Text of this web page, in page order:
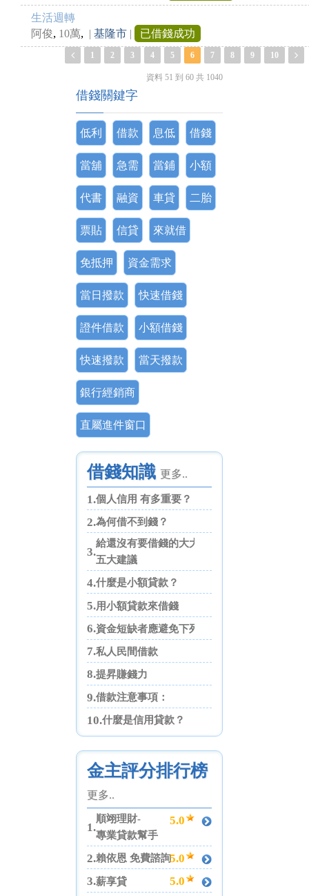
生活週轉
阿俊, 10萬, | 基隆市 | 已借錢成功
1 2 3 4 5 6 7 8 9 10
資料 51 到 60 共 1040
借錢關鍵字
低利 借款 息低 借錢
當舖 急需 當鋪 小額
代書 融資 車貸 二胎
票貼 信貸 來就借
免抵押 資金需求
當日撥款 快速借錢
證件借款 小額借錢
快速撥款 當天撥款
銀行經銷商
直屬進件窗口
借錢知識 更多..
1.個人信用 有多重要？
2.為何借不到錢？
3.
給還沒有要借錢的大大們
五大建議
4.什麼是小額貸款？
5.用小額貸款來借錢
6.資金短缺者應避免下列四點
7.私人民間借款
8.提昇賺錢力
9.借款注意事項：
10.什麼是信用貸款？
金主評分排行榜
更多..
1.
順翊理財-
專業貸款幫手
5.0
2.賴依恩 免費諮詢5.0
3.薪享貸 5.0